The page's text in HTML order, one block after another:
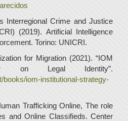
Interregional Crime and Justice
(2019). Artificial Intelligence
Torino: UNICRI.
for Migration (2021). “IOM
on Legal Identity”.
books/iom-institutional-strategy-
Trafficking Online, The role
and Online Classifieds. Center